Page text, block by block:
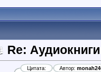
Re:
Цитата: Автор: